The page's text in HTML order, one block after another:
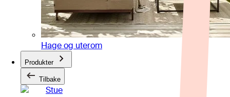
Hage og uterom
Produkter
Tilbake
Stue